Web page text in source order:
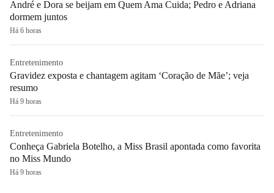
André e Dora se beijam em Quem Ama Cuida; Pedro e Adriana
dormem juntos
Há 6 horas
Entretenimento
Gravidez exposta e chantagem agitam ‘Coração de Mãe’; veja
resumo
Há 9 horas
Entretenimento
Conheça Gabriela Botelho, a Miss Brasil apontada como favorita
no Miss Mundo
Há 9 horas